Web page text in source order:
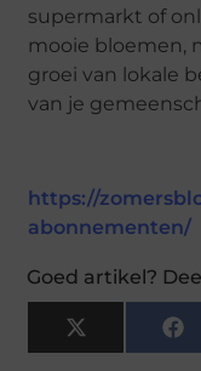
supermarkt of
mooie bloemen,
groei van lokale
van je
https://
abonnementen/
Goed artikel?
X
(Twitter)